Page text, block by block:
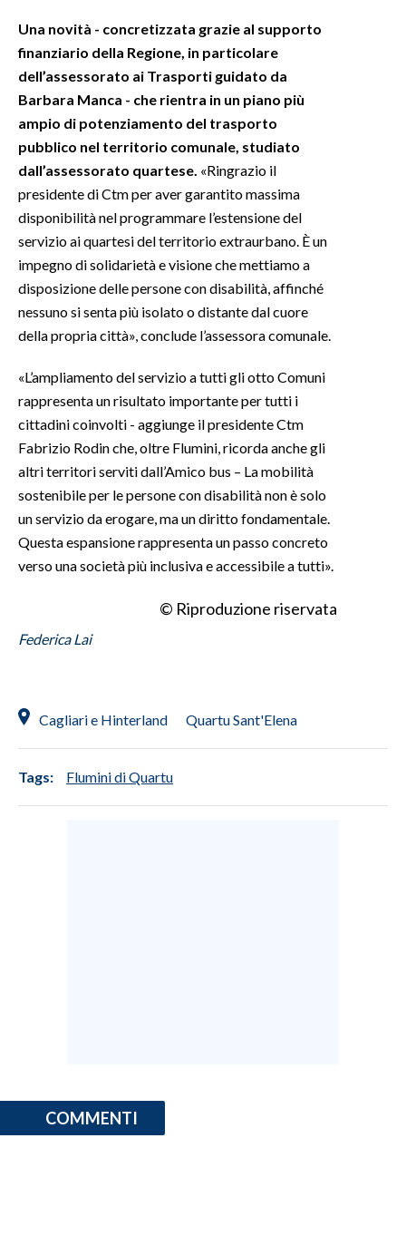
ABBONATI
ANNUNCI
NECROLOGI
PUBBLICITÀ
SPIAGGE
STORE
Una novità - concretizzata grazie al supporto
finanziario della Regione, in particolare
dell’assessorato ai Trasporti guidato da
Barbara Manca - che rientra in un piano più
ampio di potenziamento del trasporto
pubblico nel territorio comunale, studiato
dall’assessorato quartese. «Ringrazio il
presidente di Ctm per aver garantito massima
disponibilità nel programmare l’estensione del
servizio ai quartesi del territorio extraurbano. È un
impegno di solidarietà e visione che mettiamo a
disposizione delle persone con disabilità, affinché
nessuno si senta più isolato o distante dal cuore
della propria città», conclude l’assessora comunale.
«L’ampliamento del servizio a tutti gli otto Comuni
rappresenta un risultato importante per tutti i
cittadini coinvolti - aggiunge il presidente Ctm
Fabrizio Rodin che, oltre Flumini, ricorda anche gli
altri territori serviti dall’Amico bus – La mobilità
sostenibile per le persone con disabilità non è solo
un servizio da erogare, ma un diritto fondamentale.
Questa espansione rappresenta un passo concreto
verso una società più inclusiva e accessibile a tutti».
© Riproduzione riservata
Federica Lai
Cagliari e Hinterland Quartu Sant'Elena
Tags: Flumini di Quartu
COMMENTI